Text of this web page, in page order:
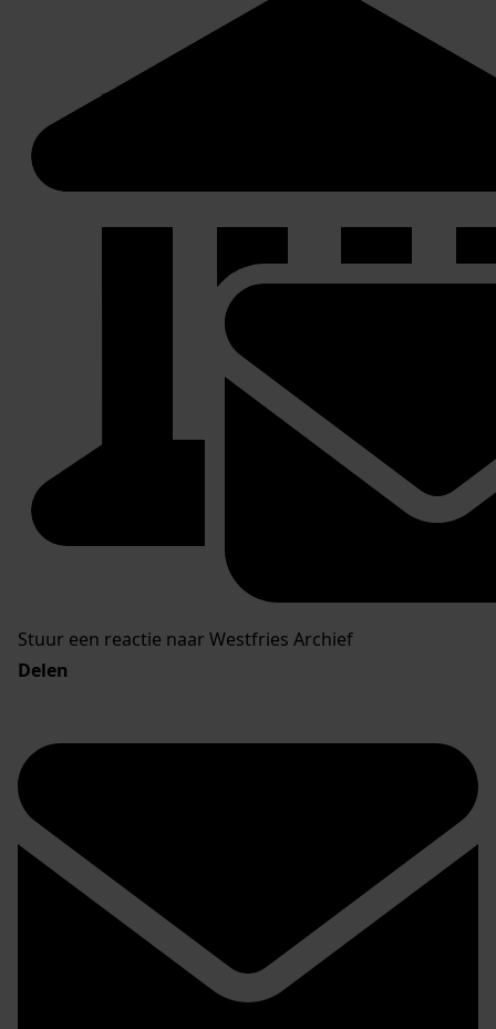
Stuur een reactie naar Westfries Archief
Delen